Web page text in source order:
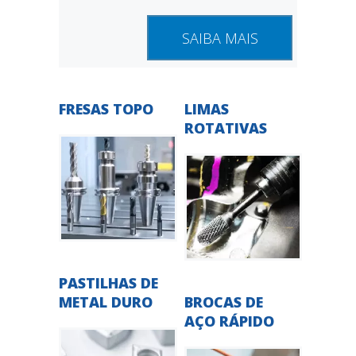
SAIBA MAIS
FRESAS TOPO
LIMAS
ROTATIVAS
PASTILHAS DE
METAL DURO
BROCAS DE
AÇO RÁPIDO